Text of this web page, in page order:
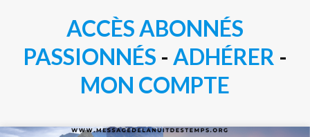
ACCÈS ABONNÉS
PASSIONNÉS - ADHÉRER -
MON COMPTE